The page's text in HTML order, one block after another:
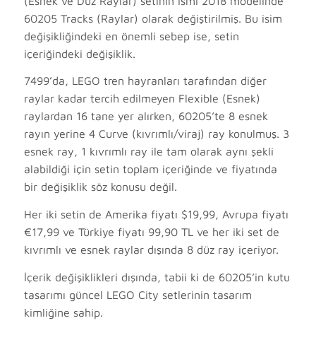
60205 Tracks (Raylar) olarak değiştirilmiş. Bu isim
değişikliğindeki en önemli sebep ise, setin
içeriğindeki değişiklik.
7499’da, LEGO tren hayranları tarafından diğer
raylar kadar tercih edilmeyen Flexible (Esnek)
raylardan 16 tane yer alırken, 60205’te 8 esnek
rayın yerine 4 Curve (kıvrımlı/viraj) ray konulmuş. 3
esnek ray, 1 kıvrımlı ray ile tam olarak aynı şekli
alabildiği için setin toplam içeriğinde ve fiyatında
bir değişiklik söz konusu değil.
Her iki setin de Amerika fiyatı $19,99, Avrupa fiyatı
€17,99 ve Türkiye fiyatı 99,90 TL ve her iki set de
kıvrımlı ve esnek raylar dışında 8 düz ray içeriyor.
İçerik değişiklikleri dışında, tabii ki de 60205’in kutu
tasarımı güncel LEGO City setlerinin tasarım
kimliğine sahip.